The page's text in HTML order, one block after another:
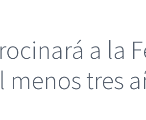
a la
menos tres